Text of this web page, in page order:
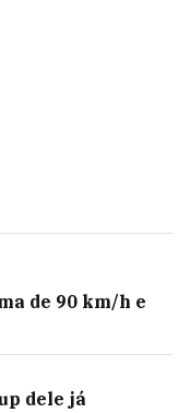
de 90 km/h e
dele já